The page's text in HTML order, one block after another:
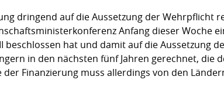
dringend auf die Aussetzung der Wehrpflicht
Anfang dieser Woche
beschlossen hat und damit auf die Aussetzung
in den nächsten fünf Jahren gerechnet, die
Finanzierung muss allerdings von den